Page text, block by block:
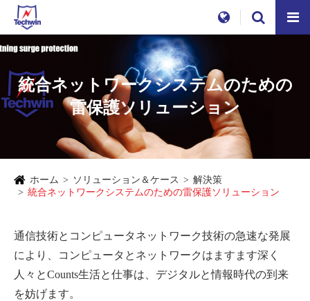
統合ネットワークシステムのための
雷保護ソリューション
ホーム ソリューション＆ケース
解決策
統合ネットワークシステムのための雷保護ソリューション
通信技術とコンピュータネットワーク技術の急速な発展
により、コンピュータとネットワークはますます深く
人々とCounts生活と仕事は、デジタルと情報時代の到来
を妨げます。